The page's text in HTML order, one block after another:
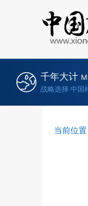
千年大计
战略选择 中国
当前位置